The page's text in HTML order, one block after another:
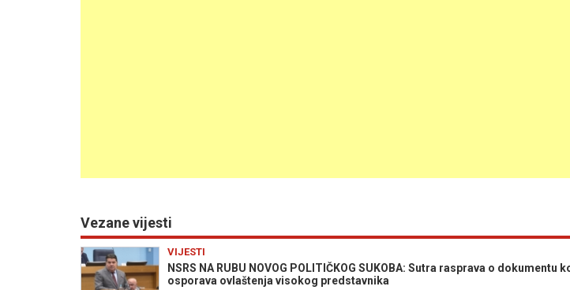
Vezane vijesti
VIJESTI
NSRS NA RUBU NOVOG POLITIČKOG SUKOBA: Sutra rasprava o dokumentu
osporava ovlaštenja visokog predstavnika